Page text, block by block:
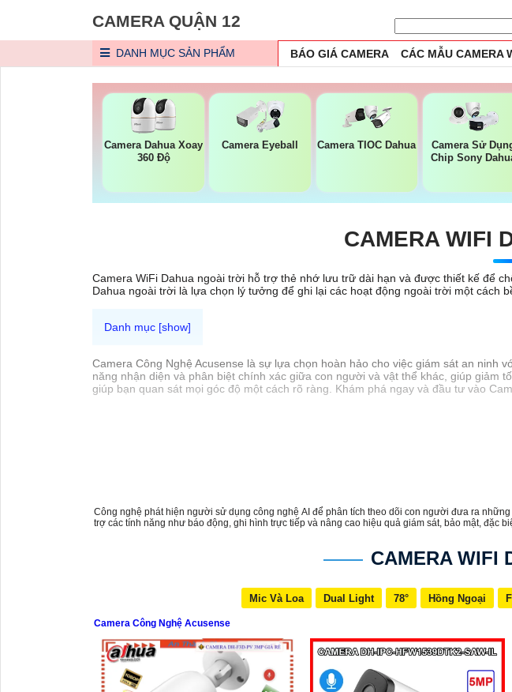
CAMERA QUẬN 12
DANH MỤC SẢN PHẨM BÁO GIÁ CAMERA CÁC MẪU CAMERA
Camera Dahua Xoay
360 Độ
Camera Eyeball Camera TIOC Dahua
Camera Sử
Chip Sony
CAMERA WIFI
Camera WiFi Dahua ngoài trời hỗ trợ thẻ nhớ lưu trữ dài hạn và được thiết kế để
Dahua ngoài trời là lựa chọn lý tưởng để ghi lại các hoạt động ngoài trời một cách
Camera Công Nghệ Acusense là sự lựa chọn hoàn hảo cho việc giám sát an ninh
năng nhận diện và phân biệt chính xác giữa con người và vật thể khác, giúp
giúp bạn quan sát mọi góc độ một cách rõ ràng. Khám phá ngay và đầu tư vào
Công nghệ phát hiện người sử dụng công nghệ AI để phân tích theo dõi con người đưa ra
trợ các tính năng như báo động, ghi hình trực tiếp và nâng cao hiệu quả giám sát, bảo mật, đặc
CAMERA WIFI
Mic Và Loa Dual Light 78° Hồng Ngoại
Camera Công Nghệ Acusense